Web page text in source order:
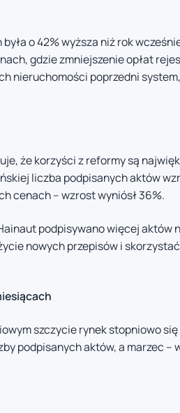
o 42% wyższa niż rok
gdzie zmniejszenie opłat
nieruchomości poprzedni
że korzyści z reformy są
liczba podpisanych aktów
cenach – wzrost wyniósł 36%.
podpisywano więcej aktów
nowych przepisów i
szczycie rynek stopniowo
podpisanych aktów, a marzec –